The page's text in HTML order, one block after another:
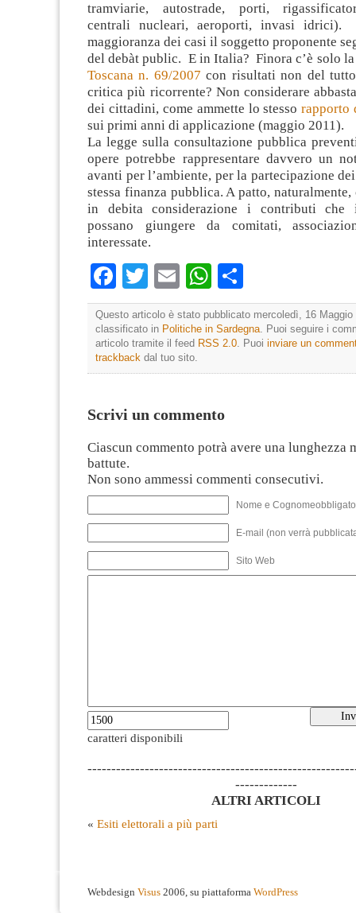
tramviarie, autostrade, porti,
centrali nucleari, aeroporti, invasi
maggioranza dei casi il soggetto proponente
del debàt public. E in Italia? Finora c’è solo
Toscana n. 69/2007 con risultati non del
critica più ricorrente? Non considerare
dei cittadini, come ammette lo stessorapporto
sui primi anni di applicazione (maggio 2011).
La legge sulla consultazione pubblica
opere potrebbe rappresentare davvero un
avanti per l’ambiente, per la partecipazione
stessa finanza pubblica. A patto, naturalmente,
in debita considerazione i contributi che
possano giungere da comitati,
interessate.
Facebook
TwitterEmailWhatsApp
Questo articolo è stato pubblicato mercoledì, 16 Maggio
classificato in Politiche in Sardegna. Puoi seguire i
articolo tramite il feed RSS 2.0. Puoi inviare un
trackback dal tuo sito.
Scrivi un commento
Ciascun commento potrà avere una lunghezza
battute.
Non sono ammessi commenti consecutivi.
Nome e
E-mail (non verrà
Sito Web
caratteri disponibili
-------------
ALTRI ARTICOLI
« Esiti elettorali a più parti
Webdesign Visus 2006, su piattaforma WordPress